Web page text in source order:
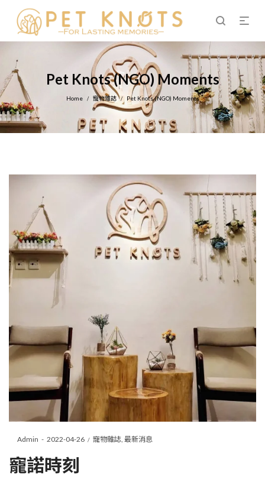
Pet Knots (NGO) Moments
Home / 寵物雜誌 / Pet Knots (NGO) Moments
ByAdmin
Posted
2022-04-26
Posted
寵物雜誌 最新消息
寵諾時刻